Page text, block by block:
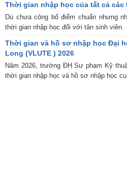
Thời gian nhập học của tất cả
Dù chưa công bố điểm chuẩn nhưng
thời gian nhập học đối với tân sinh viên.
Thời gian và hồ sơ nhập học Đại
Long (VLUTE ) 2026
Năm 2026, trường ĐH Sư phạm Kỹ
thời gian nhập học và hồ sơ nhập học